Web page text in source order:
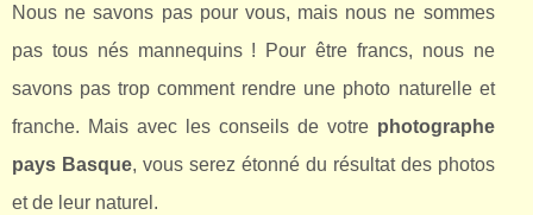
Nous ne savons pas pour vous, mais nous ne sommes
pas tous nés mannequins ! Pour être francs, nous ne
savons pas trop comment rendre une photo naturelle et
franche. Mais avec les conseils de votre photographe
pays Basque, vous serez étonné du résultat des photos
et de leur naturel.